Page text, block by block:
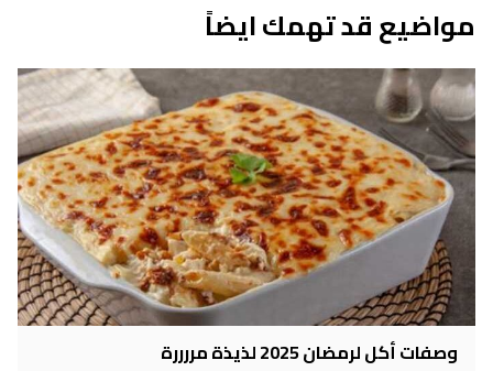
مواضيع قد تهمك ايضاً
وصفات أكل لرمضان 2025 لذيذة مررررة